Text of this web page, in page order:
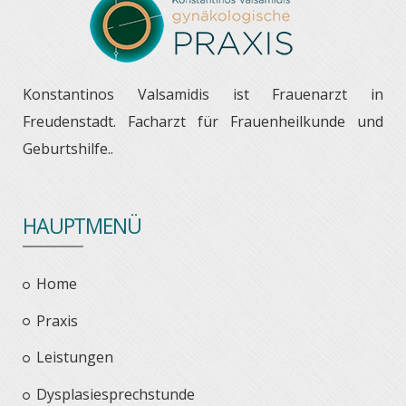
Konstantinos Valsamidis ist Frauenarzt in
Freudenstadt. Facharzt für Frauenheilkunde und
Geburtshilfe..
HAUPTMENÜ
Home
Praxis
Leistungen
Dysplasiesprechstunde